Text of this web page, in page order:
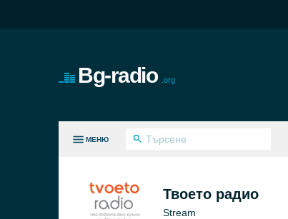
Bg-radio .org
МЕНЮ
Твоето радио
Stream